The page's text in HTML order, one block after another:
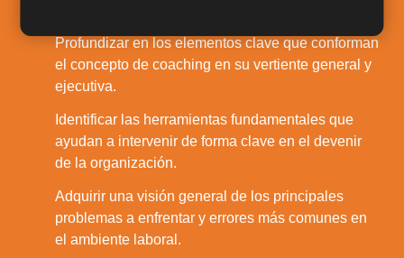
Profundizar en los elementos clave que conforman
el concepto de coaching en su vertiente general y
ejecutiva.
Identificar las herramientas fundamentales que
ayudan a intervenir de forma clave en el devenir
de la organización.
Adquirir una visión general de los principales
problemas a enfrentar y errores más comunes en
el ambiente laboral.